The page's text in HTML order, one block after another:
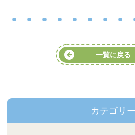
一覧に戻る
カテゴリー